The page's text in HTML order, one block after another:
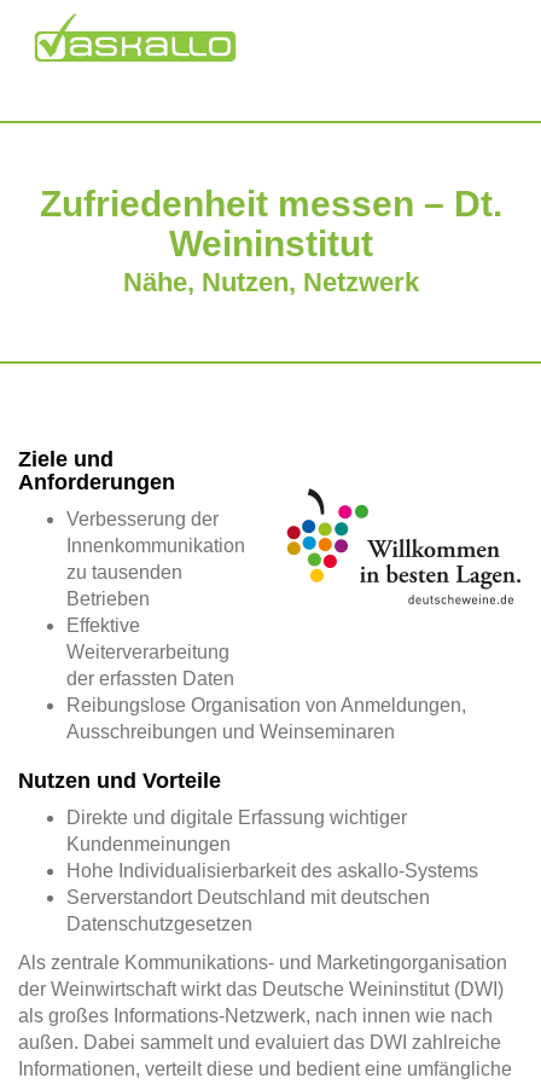
Zufriedenheit messen – Dt.
Weininstitut
Nähe, Nutzen, Netzwerk
Ziele und
Anforderungen
Verbesserung der
Innenkommunikation
zu tausenden
Betrieben
Effektive
Weiterverarbeitung
der erfassten Daten
Reibungslose Organisation von Anmeldungen,
Ausschreibungen und Weinseminaren
Nutzen und Vorteile
Direkte und digitale Erfassung wichtiger
Kundenmeinungen
Hohe Individualisierbarkeit des askallo-Systems
Serverstandort Deutschland mit deutschen
Datenschutzgesetzen
Als zentrale Kommunikations- und Marketingorganisation
der Weinwirtschaft wirkt das Deutsche Weininstitut (DWI)
als großes Informations-Netzwerk, nach innen wie nach
außen. Dabei sammelt und evaluiert das DWI zahlreiche
Informationen, verteilt diese und bedient eine umfängliche